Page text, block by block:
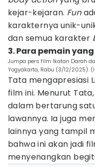
kejar-kejaran. Fun
karakternya unik-
dan semua karakter
3. Para pemain
Jumpa pers film Ikatan Darah
Yogyakarta, Rabu (3/12/2025).
Tata mengapresiasi
film ini. Menurut
dalam bertarung
lawannya. Ia juga
lainnya yang tampil
bahwa ini akan jadi
menyenangkan